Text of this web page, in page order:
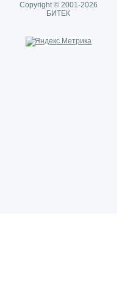
Copyright © 2001-2026
БИТЕК